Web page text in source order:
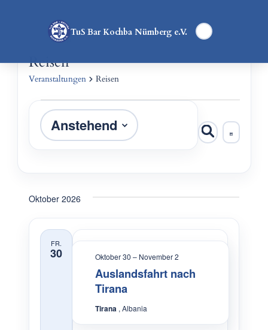
TuS Bar Kochba Nürnberg e.V.
Reisen
Veranstaltungen Reisen
Veranstaltungen
Suche
Liste
Anstehend
Oktober 2026
FR.
30
Auslandsfahrt nach
Tirana
Oktober 30 – November 2
Tirana , Albania